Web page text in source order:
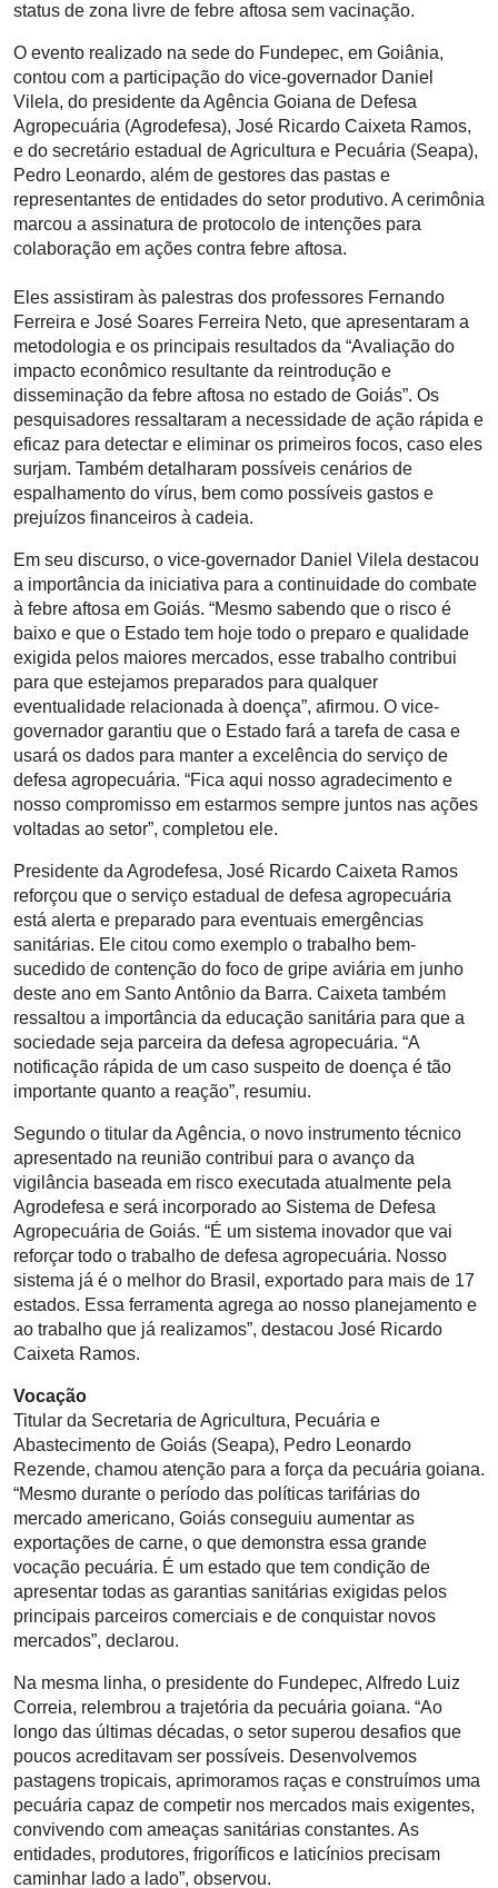
status de zona livre de febre aftosa sem vacinação.
O evento realizado na sede do Fundepec, em Goiânia,
contou com a participação do vice-governador Daniel
Vilela, do presidente da Agência Goiana de Defesa
Agropecuária (Agrodefesa), José Ricardo Caixeta Ramos,
e do secretário estadual de Agricultura e Pecuária (Seapa),
Pedro Leonardo, além de gestores das pastas e
representantes de entidades do setor produtivo. A cerimônia
marcou a assinatura de protocolo de intenções para
colaboração em ações contra febre aftosa.
Eles assistiram às palestras dos professores Fernando
Ferreira e José Soares Ferreira Neto, que apresentaram a
metodologia e os principais resultados da “Avaliação do
impacto econômico resultante da reintrodução e
disseminação da febre aftosa no estado de Goiás”. Os
pesquisadores ressaltaram a necessidade de ação rápida e
eficaz para detectar e eliminar os primeiros focos, caso eles
surjam. Também detalharam possíveis cenários de
espalhamento do vírus, bem como possíveis gastos e
prejuízos financeiros à cadeia.
Em seu discurso, o vice-governador Daniel Vilela destacou
a importância da iniciativa para a continuidade do combate
à febre aftosa em Goiás. “Mesmo sabendo que o risco é
baixo e que o Estado tem hoje todo o preparo e qualidade
exigida pelos maiores mercados, esse trabalho contribui
para que estejamos preparados para qualquer
eventualidade relacionada à doença”, afirmou. O vice-
governador garantiu que o Estado fará a tarefa de casa e
usará os dados para manter a excelência do serviço de
defesa agropecuária. “Fica aqui nosso agradecimento e
nosso compromisso em estarmos sempre juntos nas ações
voltadas ao setor”, completou ele.
Presidente da Agrodefesa, José Ricardo Caixeta Ramos
reforçou que o serviço estadual de defesa agropecuária
está alerta e preparado para eventuais emergências
sanitárias. Ele citou como exemplo o trabalho bem-
sucedido de contenção do foco de gripe aviária em junho
deste ano em Santo Antônio da Barra. Caixeta também
ressaltou a importância da educação sanitária para que a
sociedade seja parceira da defesa agropecuária. “A
notificação rápida de um caso suspeito de doença é tão
importante quanto a reação”, resumiu.
Segundo o titular da Agência, o novo instrumento técnico
apresentado na reunião contribui para o avanço da
vigilância baseada em risco executada atualmente pela
Agrodefesa e será incorporado ao Sistema de Defesa
Agropecuária de Goiás. “É um sistema inovador que vai
reforçar todo o trabalho de defesa agropecuária. Nosso
sistema já é o melhor do Brasil, exportado para mais de 17
estados. Essa ferramenta agrega ao nosso planejamento e
ao trabalho que já realizamos”, destacou José Ricardo
Caixeta Ramos.
Vocação
Titular da Secretaria de Agricultura, Pecuária e
Abastecimento de Goiás (Seapa), Pedro Leonardo
Rezende, chamou atenção para a força da pecuária goiana.
“Mesmo durante o período das políticas tarifárias do
mercado americano, Goiás conseguiu aumentar as
exportações de carne, o que demonstra essa grande
vocação pecuária. É um estado que tem condição de
apresentar todas as garantias sanitárias exigidas pelos
principais parceiros comerciais e de conquistar novos
mercados”, declarou.
Na mesma linha, o presidente do Fundepec, Alfredo Luiz
Correia, relembrou a trajetória da pecuária goiana. “Ao
longo das últimas décadas, o setor superou desafios que
poucos acreditavam ser possíveis. Desenvolvemos
pastagens tropicais, aprimoramos raças e construímos uma
pecuária capaz de competir nos mercados mais exigentes,
convivendo com ameaças sanitárias constantes. As
entidades, produtores, frigoríficos e laticínios precisam
caminhar lado a lado”, observou.